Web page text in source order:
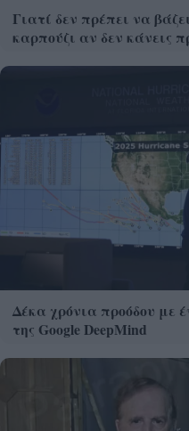
Γιατί δεν πρέπει να
καρπούζι αν δεν κάνεις
Δέκα χρόνια προόδου με
της Google DeepMind